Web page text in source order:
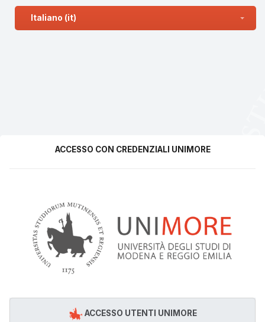
Vai al contenuto principale
Italiano ‎(it)‎
ACCESSO CON CREDENZIALI UNIMORE
ACCESSO UTENTI UNIMORE